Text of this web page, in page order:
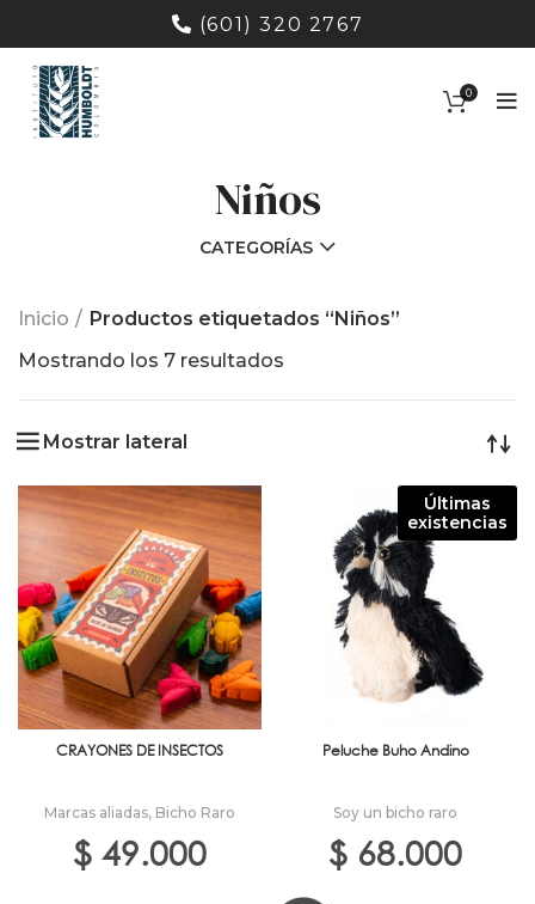
(601) 320 2767
0
Niños
CATEGORÍAS
Inicio
Productos etiquetados “Niños”
Mostrando los 7 resultados
Mostrar lateral
CRAYONES DE INSECTOS
Marcas aliadas, Bicho Raro
$ 49.000
Últimas
existencias
Peluche Buho Andino
Soy un bicho raro
$ 68.000